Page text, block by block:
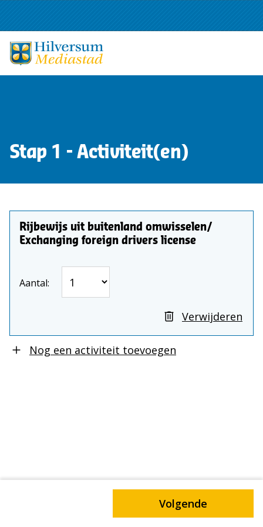
Stap 1 - Activiteit(en)
Rijbewijs uit buitenland omwisselen/
Exchanging foreign drivers license
Verwijderen
Aantal:
Nog een activiteit toevoegen
Volgende